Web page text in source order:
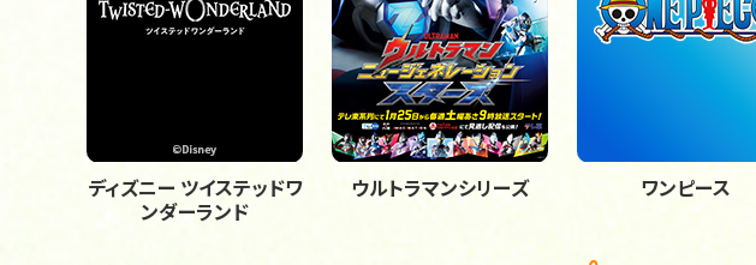
ディズニー ツイステッドワ
ンダーランド
ウルトラマンシリーズ ワンピース